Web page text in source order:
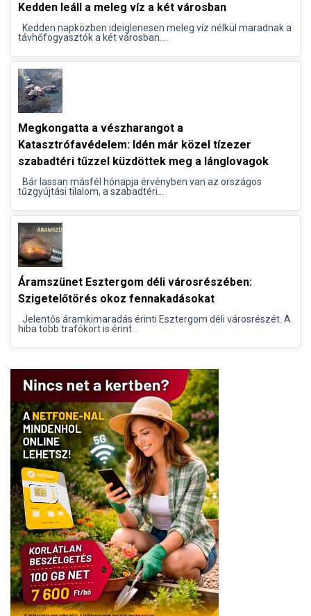
Kedden leáll a meleg víz a két városban
Kedden napközben ideiglenesen meleg víz nélkül maradnak a
távhőfogyasztók a két városban....
Megkongatta a vészharangot a
Katasztrófavédelem: Idén már közel tízezer
szabadtéri tűzzel küzdöttek meg a lánglovagok
Bár lassan másfél hónapja érvényben van az országos
tűzgyújtási tilalom, a szabadtéri...
Áramszünet Esztergom déli városrészében:
Szigetelőtörés okoz fennakadásokat
Jelentős áramkimaradás érinti Esztergom déli városrészét. A
hiba több trafókört is érint...